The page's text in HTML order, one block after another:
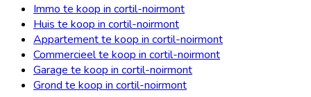
Immo te koop in cortil-noirmont
Huis te koop in cortil-noirmont
Appartement te koop in cortil-noirmont
Commercieel te koop in cortil-noirmont
Garage te koop in cortil-noirmont
Grond te koop in cortil-noirmont